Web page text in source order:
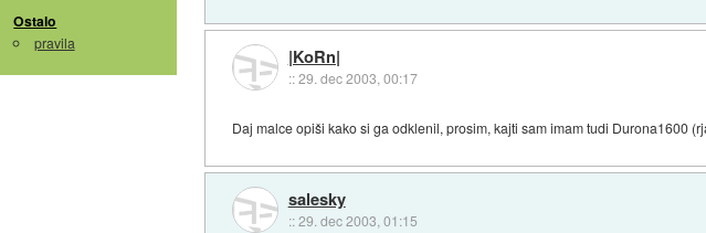
Ostalo
pravila
|KoRn|
::29. dec 2003, 00:17
Daj malce opiši kako si ga odklenil, prosim, kajti sam imam tudi Durona1600
salesky
::29. dec 2003, 01:15